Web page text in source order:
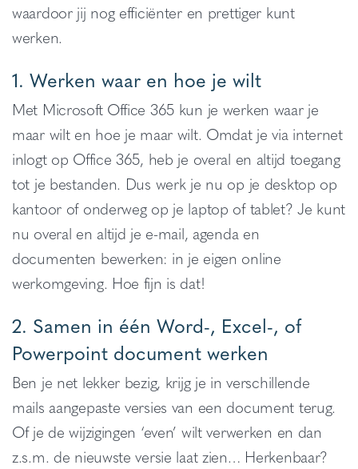
waardoor jij nog efficiënter en prettiger kunt
werken.
1. Werken waar en hoe je wilt
Met Microsoft Office 365 kun je werken waar je
maar wilt en hoe je maar wilt. Omdat je via internet
inlogt op Office 365, heb je overal en altijd toegang
tot je bestanden. Dus werk je nu op je desktop op
kantoor of onderweg op je laptop of tablet? Je kunt
nu overal en altijd je e-mail, agenda en
documenten bewerken: in je eigen online
werkomgeving. Hoe fijn is dat!
2. Samen in één Word-, Excel-, of
Powerpoint document werken
Ben je net lekker bezig, krijg je in verschillende
mails aangepaste versies van een document terug.
Of je de wijzigingen ‘even’ wilt verwerken en dan
z.s.m. de nieuwste versie laat zien… Herkenbaar?